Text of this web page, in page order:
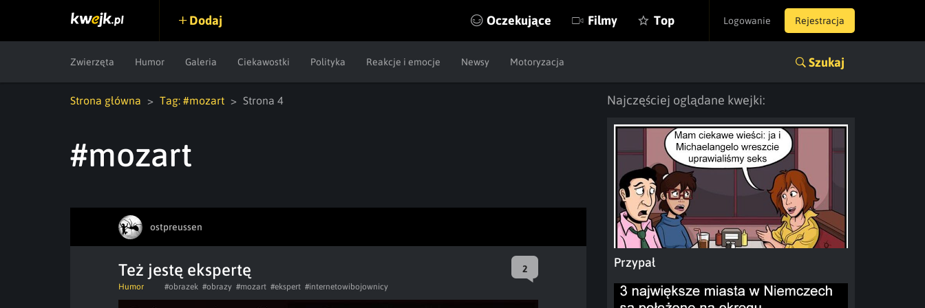
Logowanie Rejestracja
Dodaj Oczekujące Filmy Top
Zwierzęta Humor Galeria Ciekawostki Polityka Reakcje i emocje Newsy Motoryzacja Szukaj
Strona główna Tag: #mozart Strona 4
#mozart
ostpreussen
Też jestę ekspertę 2
Humor #obrazek #obrazy #mozart #ekspert #internetowibojownicy
Najczęściej oglądane kwejki:
Przypał